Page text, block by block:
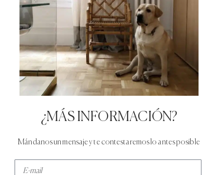
¿MÁS INFORMACIÓN?
Mándanos un mensaje y te contestaremos lo antes posible